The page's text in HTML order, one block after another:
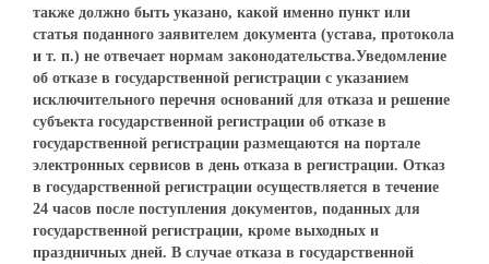
также должно быть указано, какой именно пункт или
статья поданного заявителем документа (устава, протокола
и т. п.) не отвечает нормам законодательства.Уведомление
об отказе в государственной регистрации с указанием
исключительного перечня оснований для отказа и решение
субъекта государственной регистрации об отказе в
государственной регистрации размещаются на портале
электронных сервисов в день отказа в регистрации. Отказ
в государственной регистрации осуществляется в течение
24 часов после поступления документов, поданных для
государственной регистрации, кроме выходных и
праздничных дней. В случае отказа в государственной